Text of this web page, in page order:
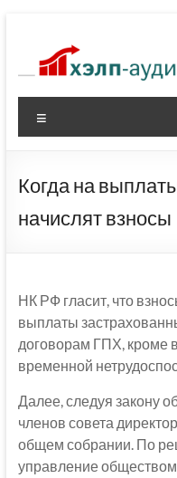
содержимому
Когда на
начислят взносы
НК РФ гласит, что
выплаты
договорам ГПХ, кроме
временной
Далее, следуя закону
членов совета
общем собрании. По
управление